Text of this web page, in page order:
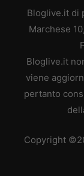
Bloglive.it di
Marchese
Bloglive.it
viene
pertanto
Copyright